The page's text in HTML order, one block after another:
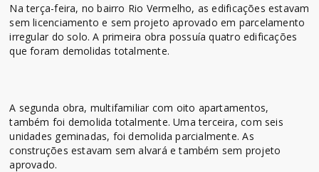
Na terça-feira, no bairro Rio Vermelho, as edificações estavam
sem licenciamento e sem projeto aprovado em parcelamento
irregular do solo. A primeira obra possuía quatro edificações
que foram demolidas totalmente.
A segunda obra, multifamiliar com oito apartamentos,
também foi demolida totalmente. Uma terceira, com seis
unidades geminadas, foi demolida parcialmente. As
construções estavam sem alvará e também sem projeto
aprovado.